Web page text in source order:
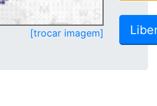
[trocar imagem]